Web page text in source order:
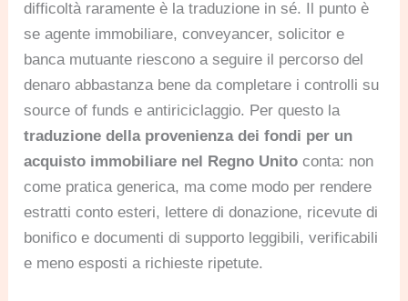
difficoltà raramente è la traduzione in sé. Il punto è
se agente immobiliare, conveyancer, solicitor e
banca mutuante riescono a seguire il percorso del
denaro abbastanza bene da completare i controlli su
source of funds e antiriciclaggio. Per questo la
traduzione della provenienza dei fondi per un
acquisto immobiliare nel Regno Unito conta: non
come pratica generica, ma come modo per rendere
estratti conto esteri, lettere di donazione, ricevute di
bonifico e documenti di supporto leggibili, verificabili
e meno esposti a richieste ripetute.